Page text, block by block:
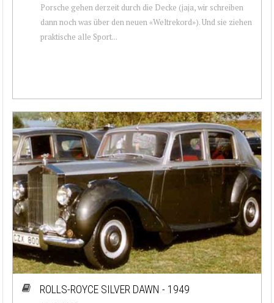
Porsche gehen derzeit durch die Decke (jaja, wir schreiben
dann noch was über den neuen «Weltrekord»). Und sie ziehen
praktische alle Sport...
ROLLS-ROYCE SILVER DAWN - 1949